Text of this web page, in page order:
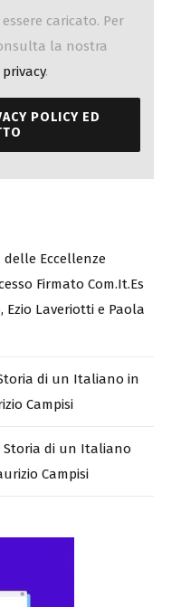
necessita di una
caricato. Per
la nostra
.
delle Eccellenze
Firmato Com.It.Es
Laveriotti e Paola
di un Italiano in
di un Italiano